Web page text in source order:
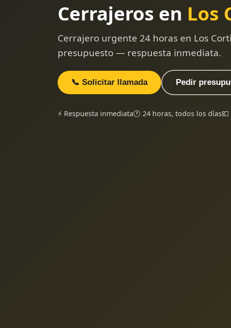
Cerrajeros en Los
Cerrajero urgente 24 horas en Los
presupuesto — respuesta inmediata.
📞 Solicitar llamada Pedir
⚡ Respuesta inmediata🕐 24 horas, todos los días